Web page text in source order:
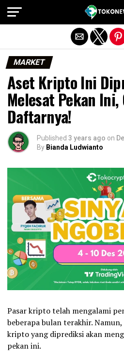
MARKET
Aset Kripto Ini
Melesat Pekan Ini,
Daftarnya!
Published 3 years ago on
By Bianda Ludwianto
Pasar kripto telah mengalami
beberapa bulan terakhir. Namun,
kripto yang diprediksi akan
pekan ini.
Exit mobile